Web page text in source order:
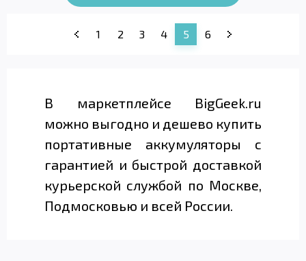
1 2 3 4 5 6
В маркетплейсе BigGeek.ru
можно выгодно и дешево купить
портативные аккумуляторы с
гарантией и быстрой доставкой
курьерской службой по Москве,
Подмосковью и всей России.